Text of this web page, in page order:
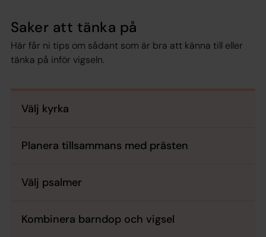
Saker att tänka på
Här får ni tips om sådant som är bra att känna till eller
tänka på inför vigseln.
Välj kyrka
Planera tillsammans med prästen
Välj psalmer
Kombinera barndop och vigsel